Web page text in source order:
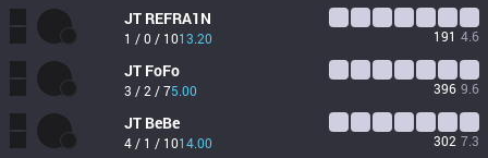
JT REFRA1N
1 / 0 / 1013.20 191 4.6
JT FoFo
3 / 2 / 75.00 396 9.6
JT BeBe
4 / 1 / 1014.00 302 7.3